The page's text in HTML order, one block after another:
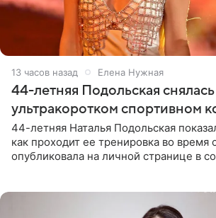
13 часов назад Елена Нужная
44-летняя Подольская снялась
ультракоротком спортивном
44-летняя Наталья Подольская
как проходит ее тренировка во время
опубликовала на личной странице в